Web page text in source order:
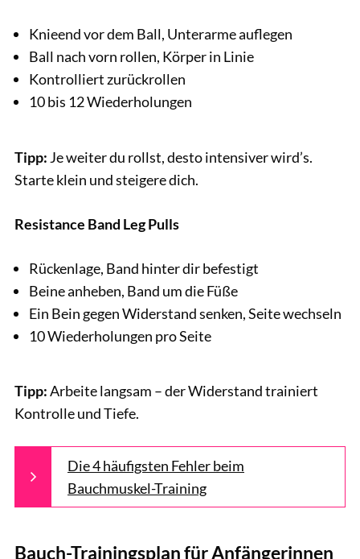
Knieend vor dem Ball, Unterarme auflegen
Ball nach vorn rollen, Körper in Linie
Kontrolliert zurückrollen
10 bis 12 Wiederholungen
Tipp: Je weiter du rollst, desto intensiver wird’s.
Starte klein und steigere dich.
Resistance Band Leg Pulls
Rückenlage, Band hinter dir befestigt
Beine anheben, Band um die Füße
Ein Bein gegen Widerstand senken, Seite wechseln
10 Wiederholungen pro Seite
Tipp:Arbeite langsam – der Widerstand trainiert
Kontrolle und Tiefe.
Die 4 häufigsten Fehler beim
Bauchmuskel-Training
Bauch-Trainingsplan für Anfängerinnen